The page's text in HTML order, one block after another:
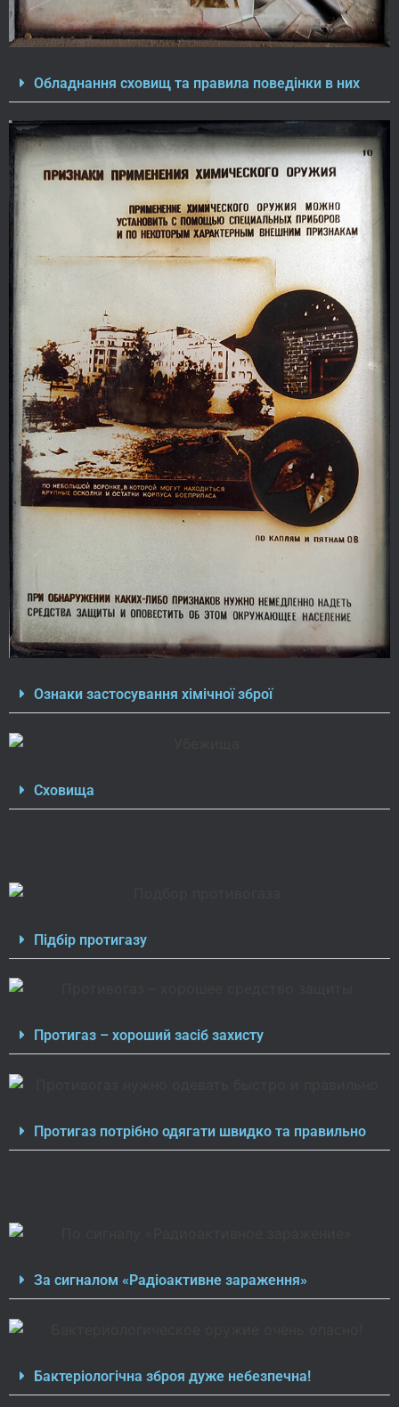
Обладнання сховищ та правила поведінки в них
Ознаки застосування хімічної зброї
Сховища
Підбір протигазу
Протигаз – хороший засіб захисту
Протигаз потрібно одягати швидко та правильно
За сигналом «Радіоактивне зараження»
Бактеріологічна зброя дуже небезпечна!